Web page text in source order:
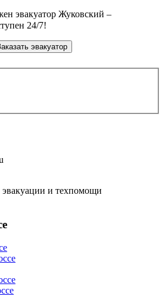
эвакуатор Жуковский –
24/7!
эвакуатор
эвакуации и техпомощи